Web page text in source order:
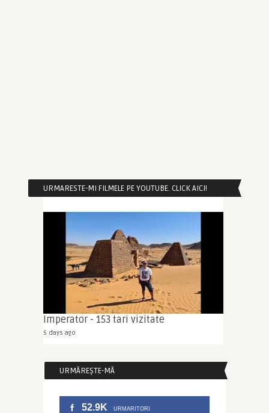
URMARESTE-MI FILMELE PE YOUTUBE. CLICK AICI!
Imperator - 153 tari vizitate
5 days ago
URMĂREȘTE-MĂ
52.9K URMARITORI